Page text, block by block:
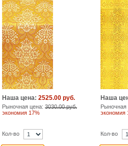
Наша цена: 2525.00 руб.
Рыночная цена: 3030.00 руб.
экономия 17%
Наша
экономия
Кол-во Кол-во